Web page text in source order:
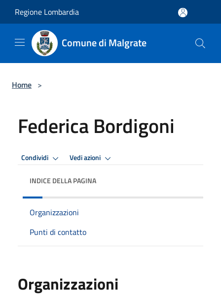
Regione Lombardia
Comune di Malgrate
Home >
Federica Bordigoni
Condividi Vedi azioni
INDICE DELLA PAGINA
Organizzazioni
Punti di contatto
Organizzazioni